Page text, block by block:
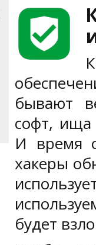
бывают
софт, ища
И время
хакеры
будет